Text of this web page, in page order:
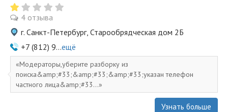
4 отзыва
г. Санкт-Петербург, Старообрядческая дом 2Б
+7 (812) 9...ещё
Модераторы,уберите разборку из
поиска&amp;#33;&amp;#33;&amp;#33;указан телефон
частного лица&amp;#33...
Узнать больше